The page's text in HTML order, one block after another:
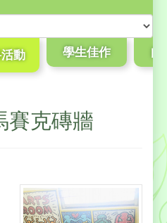
動 學生佳作 自
賽克磚牆